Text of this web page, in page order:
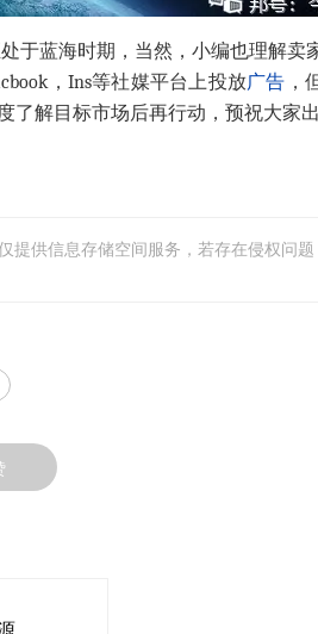
于蓝海时期，当然，小编也理解卖
，Ins等社媒平台上投放广告 ，
解目标市场后再行动，预祝大家出
提供信息存储空间服务，若存在侵权问